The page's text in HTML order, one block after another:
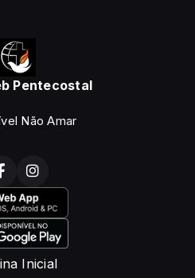
Pentecostal
Não Amar
Inicial